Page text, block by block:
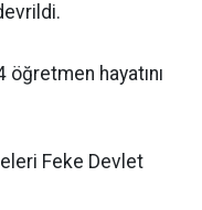
hayatını
Feke Devlet